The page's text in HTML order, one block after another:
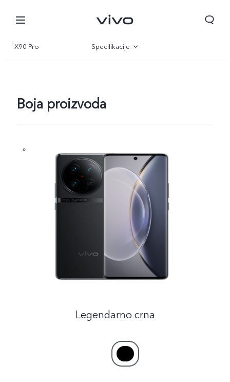
Croatia | Odaberite državu/regiju
X90 Pro Specifikacije
Boja proizvoda
Legendarno crna